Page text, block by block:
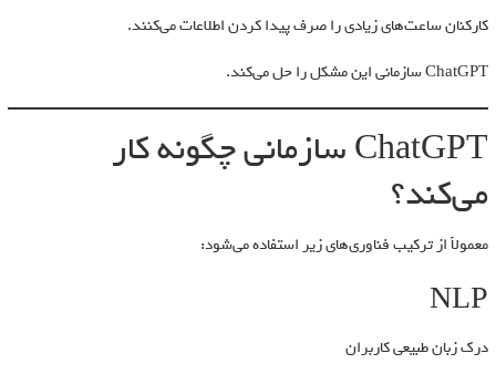
کارکنان ساعت‌های زیادی را صرف پیدا کردن اطلاعات می‌کنند.
ChatGPT سازمانی این مشکل را حل می‌کند.
ChatGPT سازمانی چگونه کار
می‌کند؟
معمولاً از ترکیب فناوری‌های زیر استفاده می‌شود:
NLP
درک زبان طبیعی کاربران